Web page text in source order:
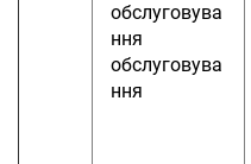
обслуговува
ння
обслуговува
ння